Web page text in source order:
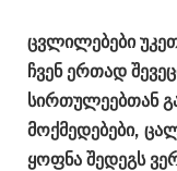
ცვლილებები
ჩვენ ერთად
სირთულეებთან
მოქმედებები,
ყოფნა შედეგს